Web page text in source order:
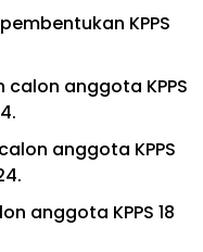
KPPS
anggota KPPS
anggota KPPS
anggota KPPS 18